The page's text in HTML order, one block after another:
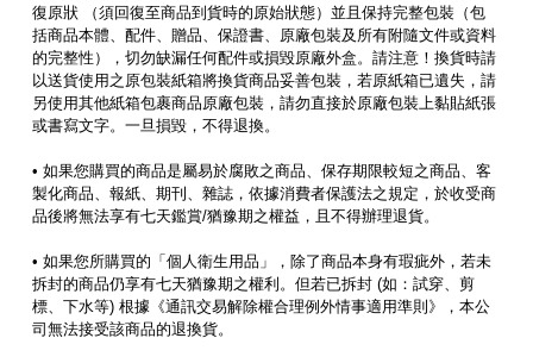
復原狀 （須回復至商品到貨時的原始狀態）並且保持完整包裝（包
括商品本體、配件、贈品、保證書、原廠包裝及所有附隨文件或資料
的完整性），切勿缺漏任何配件或損毀原廠外盒。請注意！換貨時請
以送貨使用之原包裝紙箱將換貨商品妥善包裝，若原紙箱已遺失，請
另使用其他紙箱包裹商品原廠包裝，請勿直接於原廠包裝上黏貼紙張
或書寫文字。一旦損毀，不得退換。
• 如果您購買的商品是屬易於腐敗之商品、保存期限較短之商品、客
製化商品、報紙、期刊、雜誌，依據消費者保護法之規定，於收受商
品後將無法享有七天鑑賞/猶豫期之權益，且不得辦理退貨。
• 如果您所購買的「個人衛生用品」，除了商品本身有瑕疵外，若未
拆封的商品仍享有七天猶豫期之權利。但若已拆封 (如：試穿、剪
標、下水等) 根據《通訊交易解除權合理例外情事適用準則》，本公
司無法接受該商品的退換貨。